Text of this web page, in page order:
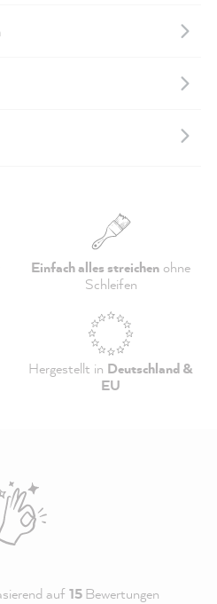
Einfach alles streichen ohne
Schleifen
Hergestellt in Deutschland &
EU
auf15Bewertungen